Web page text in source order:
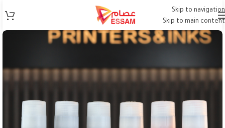
Skip to navigation
Skip to main content